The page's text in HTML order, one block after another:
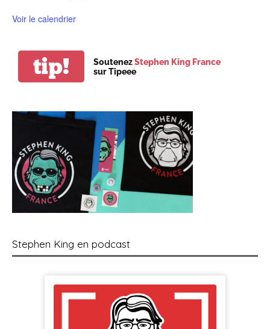
Voir le calendrier
tip! SoutenezStephen King France
sur Tipeee
Stephen King en podcast